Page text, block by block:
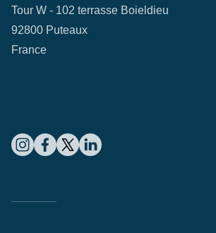
Tour W - 102 terrasse Boieldieu
92800 Puteaux
France